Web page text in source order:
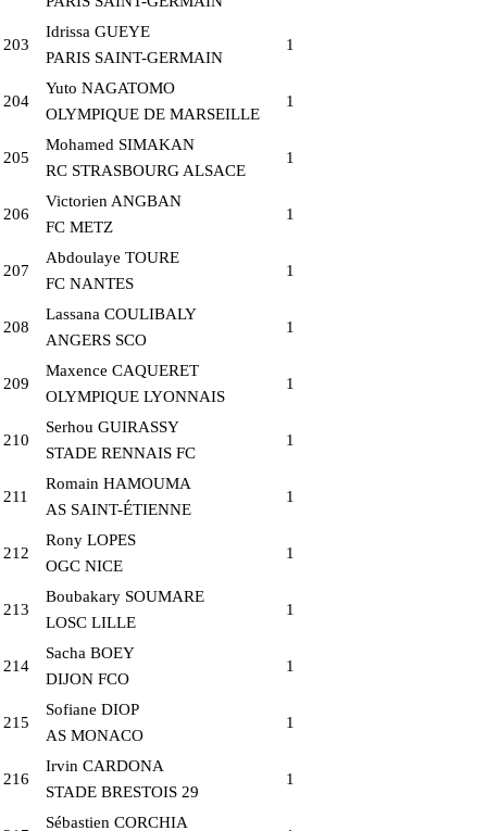
203
Idrissa GUEYE
PARIS SAINT-GERMAIN
1
204
Yuto NAGATOMO
OLYMPIQUE DE MARSEILLE
1
205
Mohamed SIMAKAN
RC STRASBOURG ALSACE
1
206
Victorien ANGBAN
FC METZ
1
207
Abdoulaye TOURE
FC NANTES
1
208
Lassana COULIBALY
ANGERS SCO
1
209
Maxence CAQUERET
OLYMPIQUE LYONNAIS
1
210
Serhou GUIRASSY
STADE RENNAIS FC
1
211
Romain HAMOUMA
AS SAINT-ÉTIENNE
1
212
Rony LOPES
OGC NICE
1
213
Boubakary SOUMARE
LOSC LILLE
1
214
Sacha BOEY
DIJON FCO
1
215
Sofiane DIOP
AS MONACO
1
216
Irvin CARDONA
STADE BRESTOIS 29
1
Sébastien CORCHIA